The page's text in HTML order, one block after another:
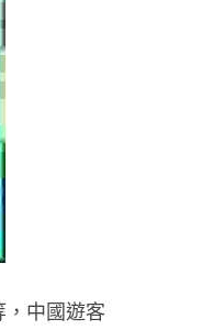
中國遊客